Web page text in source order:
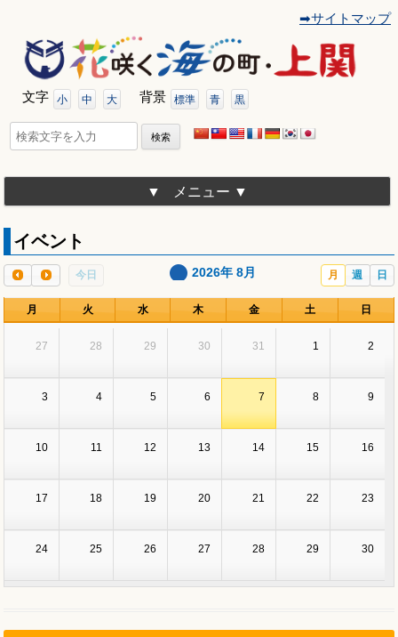
動
➡サイトマップ
文字 小 中 大 背景 標準 青 黒
検
索:
メニュー
イベント
今日 月 週 日
2026年 8月
月 火 水 木 金 土 日
27 28 29 30 31 1 2
3 4 5 6 7 8 9
10 11 12 13 14 15 16
17 18 19 20 21 22 23
24 25 26 27 28 29 30